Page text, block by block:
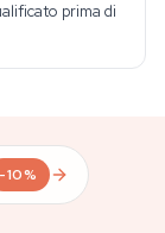
prima di
-10%